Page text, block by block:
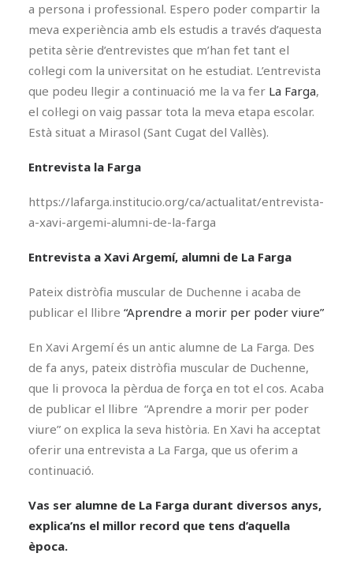
a persona i professional. Espero poder compartir la
meva experiència amb els estudis a través d’aquesta
petita sèrie d’entrevistes que m’han fet tant el
col·legi com la universitat on he estudiat. L’entrevista
que podeu llegir a continuació me la va fer La Farga,
el col·legi on vaig passar tota la meva etapa escolar.
Està situat a Mirasol (Sant Cugat del Vallès).
Entrevista la Farga
https://lafarga.institucio.org/ca/actualitat/entrevista-
a-xavi-argemi-alumni-de-la-farga
Entrevista a Xavi Argemí, alumni de La Farga
Pateix distròfia muscular de Duchenne i acaba de
publicar el llibre “Aprendre a morir per poder viure”
En Xavi Argemí és un antic alumne de La Farga. Des
de fa anys, pateix distròfia muscular de Duchenne,
que li provoca la pèrdua de força en tot el cos. Acaba
de publicar el llibre “Aprendre a morir per poder
viure” on explica la seva història. En Xavi ha acceptat
oferir una entrevista a La Farga, que us oferim a
continuació.
Vas ser alumne de La Farga durant diversos anys,
explica’ns el millor record que tens d’aquella
època.